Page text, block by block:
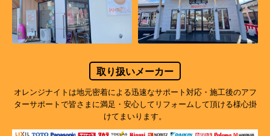
取り扱いメーカー
オレンジナイトは地元密着による迅速なサポート対応・施工後のアフ
ターサポートで皆さまに満足・安心してリフォームして頂ける様心掛
けてまいります。